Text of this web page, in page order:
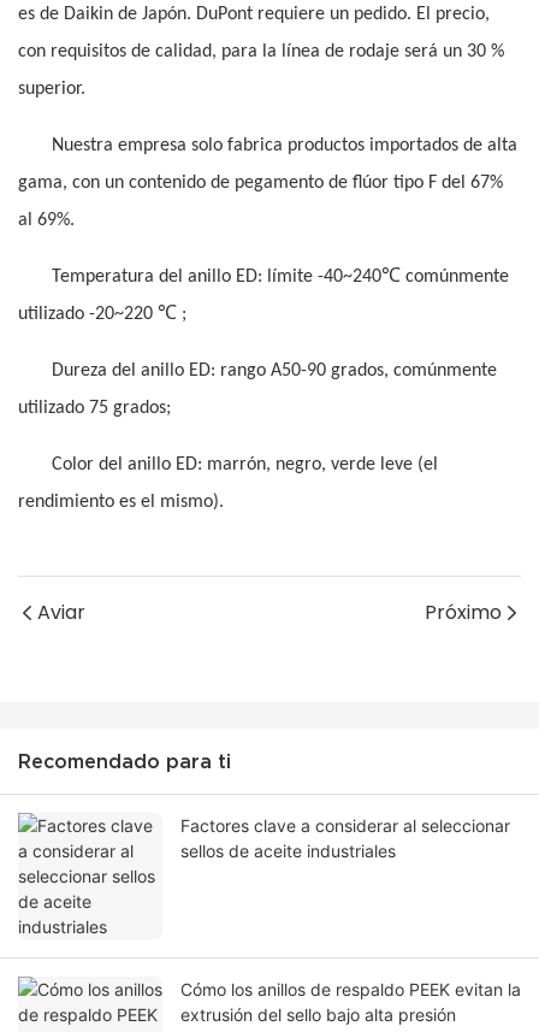
es de Daikin de Japón. DuPont requiere un pedido. El precio,
con requisitos de calidad, para la línea de rodaje será un 30 %
superior.
Nuestra empresa solo fabrica productos importados de alta
gama, con un contenido de pegamento de flúor tipo F del 67%
al 69%.
Temperatura del anillo ED: límite -40~240℃ comúnmente
utilizado -20~220 ℃ ;
Dureza del anillo ED: rango A50-90 grados, comúnmente
utilizado 75 grados;
Color del anillo ED: marrón, negro, verde leve (el
rendimiento es el mismo).
Aviar Próximo
Recomendado para ti
Factores clave a considerar al seleccionar
sellos de aceite industriales
Cómo los anillos de respaldo PEEK evitan la
extrusión del sello bajo alta presión